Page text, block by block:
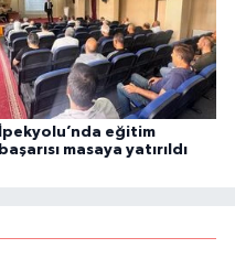
İpekyolu’nda eğitim
başarısı masaya yatırıldı